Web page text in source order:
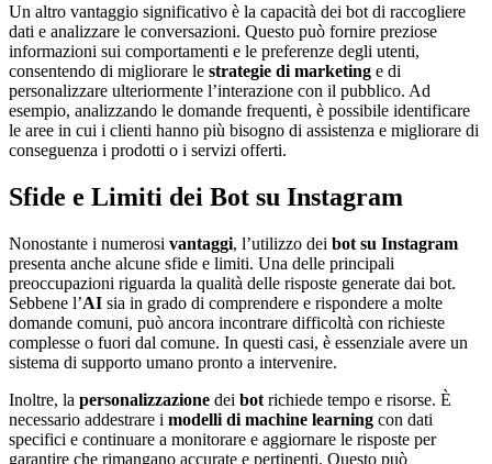
Un altro vantaggio significativo è la capacità dei bot di raccogliere
dati e analizzare le conversazioni. Questo può fornire preziose
informazioni sui comportamenti e le preferenze degli utenti,
consentendo di migliorare le strategie di marketing e di
personalizzare ulteriormente l’interazione con il pubblico. Ad
esempio, analizzando le domande frequenti, è possibile identificare
le aree in cui i clienti hanno più bisogno di assistenza e migliorare di
conseguenza i prodotti o i servizi offerti.
Sfide e Limiti dei Bot su Instagram
Nonostante i numerosi vantaggi, l’utilizzo dei bot su Instagram
presenta anche alcune sfide e limiti. Una delle principali
preoccupazioni riguarda la qualità delle risposte generate dai bot.
Sebbene l’AI sia in grado di comprendere e rispondere a molte
domande comuni, può ancora incontrare difficoltà con richieste
complesse o fuori dal comune. In questi casi, è essenziale avere un
sistema di supporto umano pronto a intervenire.
Inoltre, la personalizzazione dei bot richiede tempo e risorse. È
necessario addestrare i modelli di machine learning con dati
specifici e continuare a monitorare e aggiornare le risposte per
garantire che rimangano accurate e pertinenti. Questo può